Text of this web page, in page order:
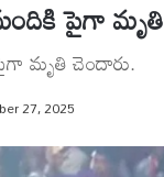
పైగా మృతి
మృతి చెందారు.
27, 2025